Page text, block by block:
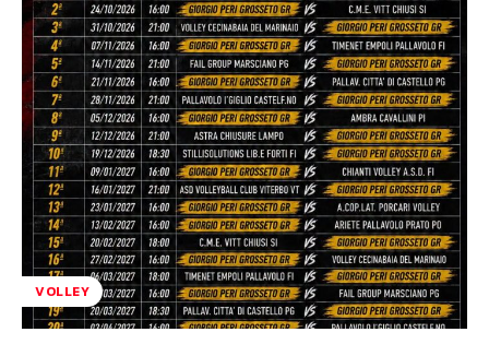
VOLLEY